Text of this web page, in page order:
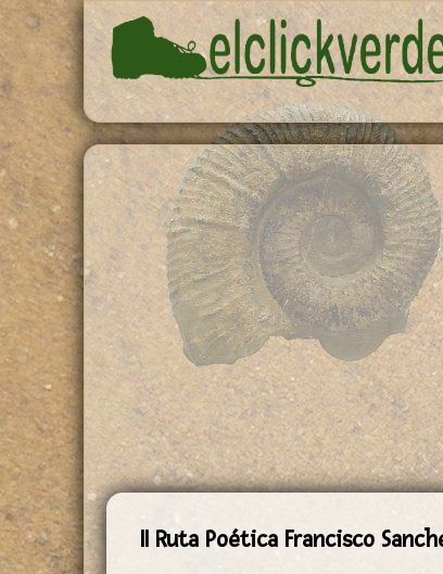
Pasar al contenido principal
II Ruta Poética Francisco